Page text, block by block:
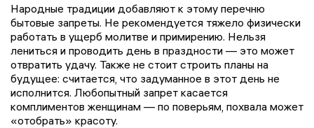
Народные традиции добавляют к этому перечню
бытовые запреты. Не рекомендуется тяжело физически
работать в ущерб молитве и примирению. Нельзя
лениться и проводить день в праздности — это может
отвратить удачу. Также не стоит строить планы на
будущее: считается, что задуманное в этот день не
исполнится. Любопытный запрет касается
комплиментов женщинам — по поверьям, похвала может
«отобрать» красоту.